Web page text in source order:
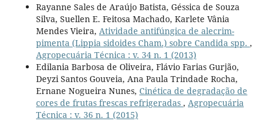
Rayanne Sales de Araújo Batista, Géssica de Souza
Silva, Suellen E. Feitosa Machado, Karlete Vânia
Mendes Vieira, Atividade antifúngica de alecrim-
pimenta (Lippia sidoides Cham.) sobre Candida spp. ,
Agropecuária Técnica : v. 34 n. 1 (2013)
Edilania Barbosa de Oliveira, Flávio Farias Gurjão,
Deyzi Santos Gouveia, Ana Paula Trindade Rocha,
Ernane Nogueira Nunes, Cinética de degradação de
cores de frutas frescas refrigeradas , Agropecuária
Técnica : v. 36 n. 1 (2015)